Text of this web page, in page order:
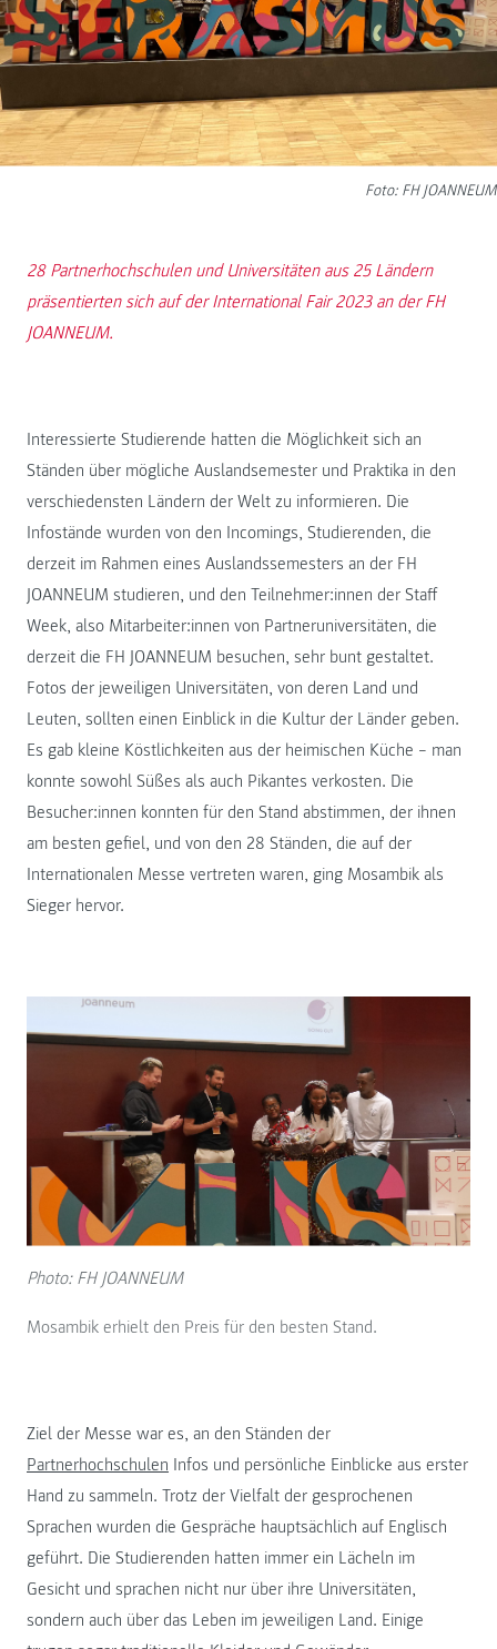
Foto: FH JOANNEUM
28 Partnerhochschulen und Universitäten aus 25 Ländern
präsentierten sich auf der International Fair 2023 an der FH
JOANNEUM.
Interessierte Studierende hatten die Möglichkeit sich an
Ständen über mögliche Auslandsemester und Praktika in den
verschiedensten Ländern der Welt zu informieren. Die
Infostände wurden von den Incomings, Studierenden, die
derzeit im Rahmen eines Auslandssemesters an der FH
JOANNEUM studieren, und den Teilnehmer:innen der Staff
Week, also Mitarbeiter:innen von Partneruniversitäten, die
derzeit die FH JOANNEUM besuchen, sehr bunt gestaltet.
Fotos der jeweiligen Universitäten, von deren Land und
Leuten, sollten einen Einblick in die Kultur der Länder geben.
Es gab kleine Köstlichkeiten aus der heimischen Küche – man
konnte sowohl Süßes als auch Pikantes verkosten. Die
Besucher:innen konnten für den Stand abstimmen, der ihnen
am besten gefiel, und von den 28 Ständen, die auf der
Internationalen Messe vertreten waren, ging Mosambik als
Sieger hervor.
Photo: FH JOANNEUM
Mosambik erhielt den Preis für den besten Stand.
Ziel der Messe war es, an den Ständen der
Partnerhochschulen Infos und persönliche Einblicke aus erster
Hand zu sammeln. Trotz der Vielfalt der gesprochenen
Sprachen wurden die Gespräche hauptsächlich auf Englisch
geführt. Die Studierenden hatten immer ein Lächeln im
Gesicht und sprachen nicht nur über ihre Universitäten,
sondern auch über das Leben im jeweiligen Land. Einige